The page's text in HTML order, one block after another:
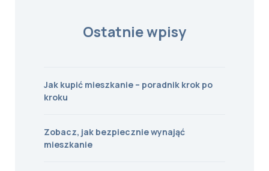
Ostatnie wpisy
Jak kupić mieszkanie – poradnik krok po
kroku
Zobacz, jak bezpiecznie wynająć
mieszkanie